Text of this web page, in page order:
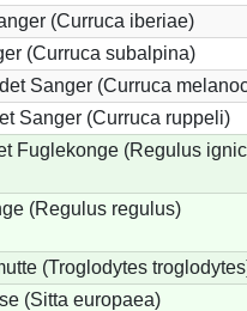
(Curruca iberiae)
(Curruca subalpina)
Sanger (Curruca
Sanger (Curruca ruppeli)
Fuglekonge (Regulus
(Regulus regulus)
(Troglodytes
(Sitta europaea)